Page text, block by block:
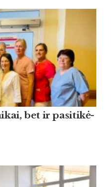
bet ir pa­si­ti­kė­